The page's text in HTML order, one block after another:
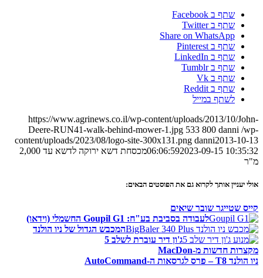
שתף ב Facebook
שתף ב Twitter
Share on WhatsApp
שתף ב Pinterest
שתף ב LinkedIn
שתף ב Tumblr
שתף ב Vk
שתף ב Reddit
לשתף במייל
https://www.agrinews.co.il/wp-content/uploads/2013/10/John-
Deere-RUN41-walk-behind-mower-1.jpg 533 800 danni /wp-
content/uploads/2023/08/logo-site-300x131.png danni2013-10-13
06:06:592023-09-15 10:35:32
מכסחת דשא ירוקה לדשא עד 2,000
מ"ר
אולי יעניין אותך לקרוא גם את הפוסטים הבאים:
קייס שטייגר שובר שיאים
לעבודה בסביבת בע"ח: Goupil G1 החשמלי (וידאו)
המכבש הגדול של ניו הולנד
ג'ון דיר עוברת לשלב 5
מקצרות חדשות מ-MacDon
ניו הולנד T8 – פרס לגרסאות ה-AutoCommand